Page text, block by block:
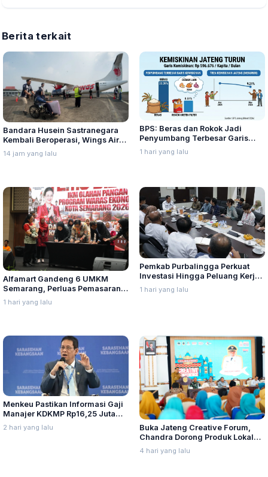
Berita terkait
Bandara Husein Sastranegara
Kembali Beroperasi, Wings Air
Buka Rute Penerbangan
Bandung-Palembang
14 jam yang lalu
BPS: Beras dan Rokok Jadi
Penyumbang Terbesar Garis
Kemiskinan di Jateng
1 hari yang lalu
Alfamart Gandeng 6 UMKM
Semarang, Perluas Pemasaran
Produk Lokal
1 hari yang lalu
Pemkab Purbalingga Perkuat
Investasi Hingga Peluang Kerja
di Jepang
1 hari yang lalu
Menkeu Pastikan Informasi Gaji
Manajer KDKMP Rp16,25 Juta
Tidak Benar
2 hari yang lalu
Buka Jateng Creative Forum,
Chandra Dorong Produk Lokal
Pati Naik Kelas
4 hari yang lalu